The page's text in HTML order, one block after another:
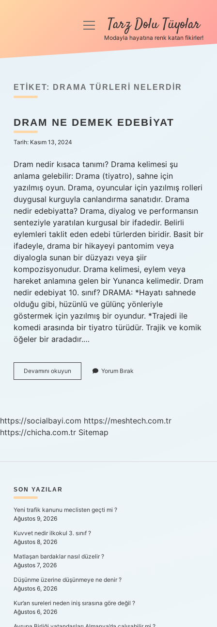
Anasayfa
Yasal Uyarı
Hakkımızda
menüyüTarz Dolu Tüyolar
Modayla hayatına renk katan fikirler!
ETIKET: DRAMA TÜRLERI NELERDIR
DRAM NE DEMEK EDEBIYAT
Tarih: Kasım 13, 2024
Dram nedir kısaca tanımı? Drama kelimesi şu
anlama gelebilir: Drama (tiyatro), sahne için
yazılmış oyun. Drama, oyuncular için yazılmış rolleri
duygusal kurguyla canlandırma sanatıdır. Drama
nedir edebiyatta? Drama, diyalog ve performansın
senteziyle yaratılan kurgusal bir ifadedir. Belirli
eylemleri taklit eden edebi türlerden biridir. Basit bir
ifadeyle, drama bir hikayeyi pantomim veya
diyalogla sunan bir düzyazı veya şiir
kompozisyonudur. Drama kelimesi, eylem veya
hareket anlamına gelen bir Yunanca kelimedir. Dram
nedir edebiyat 10. sınıf? DRAMA: *Hayatı sahnede
olduğu gibi, hüzünlü ve gülünç yönleriyle
göstermek için yazılmış bir oyundur. *Trajedi ile
komedi arasında bir tiyatro türüdür. Trajik ve komik
öğeler bir aradadır.…
Devamını okuyun
Ne
Yorum Bırak
https://socialbayi.com https://meshtech.com.tr
https://chicha.com.tr Sitemap
SIDEBAR
SON YAZILAR
Yeni trafik kanunu meclisten geçti mi ?
Ağustos 9, 2026
Kuvvet nedir ilkokul 3. sınıf ?
Ağustos 8, 2026
Matlaşan bardaklar nasıl düzelir ?
Ağustos 7, 2026
Düşünme üzerine düşünmeye ne denir ?
Ağustos 6, 2026
Kur’an sureleri neden iniş sırasına göre değil ?
Ağustos 6, 2026